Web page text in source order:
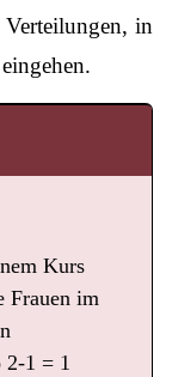
in
Kurs
Frauen im
2-1 = 1